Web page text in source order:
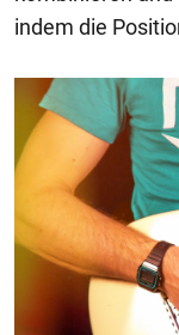
indem die